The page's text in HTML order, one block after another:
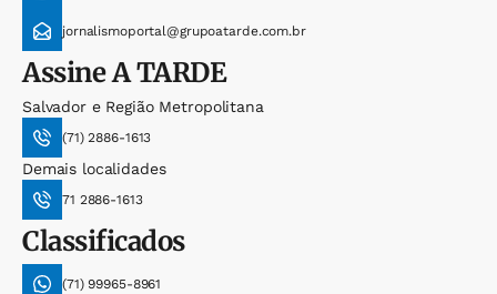
jornalismoportal@grupoatarde.com.br
AssineA TARDE
Salvador e Região Metropolitana
(71) 2886-1613
Demais localidades
71 2886-1613
Classificados
(71) 99965-8961